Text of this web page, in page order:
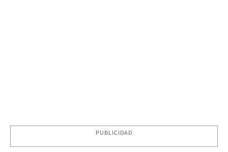
PUBLICIDAD